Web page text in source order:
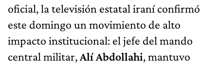
oficial, la televisión estatal iraní confirmó
este domingo un movimiento de alto
impacto institucional: el jefe del mando
central militar,Alí Abdollahi, mantuvo